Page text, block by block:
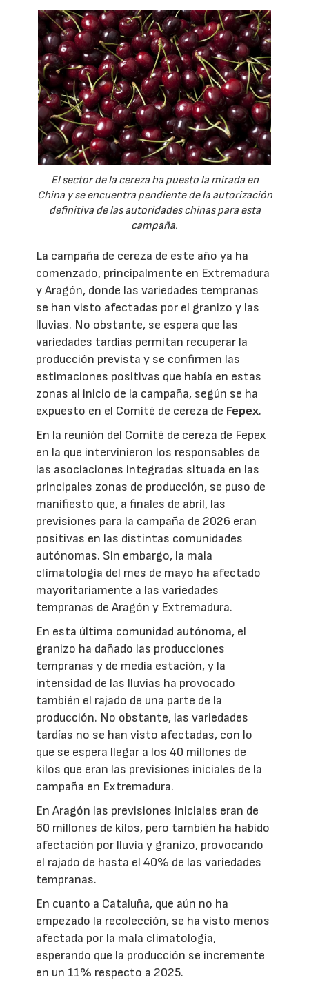
El sector de la cereza ha puesto la mirada en
China y se encuentra pendiente de la autorización
definitiva de las autoridades chinas para esta
campaña.
La campaña de cereza de este año ya ha
comenzado, principalmente en Extremadura
y Aragón, donde las variedades tempranas
se han visto afectadas por el granizo y las
lluvias. No obstante, se espera que las
variedades tardías permitan recuperar la
producción prevista y se confirmen las
estimaciones positivas que había en estas
zonas al inicio de la campaña, según se ha
expuesto en el Comité de cereza de Fepex.
En la reunión del Comité de cereza de Fepex
en la que intervinieron los responsables de
las asociaciones integradas situada en las
principales zonas de producción, se puso de
manifiesto que, a finales de abril, las
previsiones para la campaña de 2026 eran
positivas en las distintas comunidades
autónomas. Sin embargo, la mala
climatología del mes de mayo ha afectado
mayoritariamente a las variedades
tempranas de Aragón y Extremadura.
En esta última comunidad autónoma, el
granizo ha dañado las producciones
tempranas y de media estación, y la
intensidad de las lluvias ha provocado
también el rajado de una parte de la
producción. No obstante, las variedades
tardías no se han visto afectadas, con lo
que se espera llegar a los 40 millones de
kilos que eran las previsiones iniciales de la
campaña en Extremadura.
En Aragón las previsiones iniciales eran de
60 millones de kilos, pero también ha habido
afectación por lluvia y granizo, provocando
el rajado de hasta el 40% de las variedades
tempranas.
En cuanto a Cataluña, que aún no ha
empezado la recolección, se ha visto menos
afectada por la mala climatología,
esperando que la producción se incremente
en un 11% respecto a 2025.